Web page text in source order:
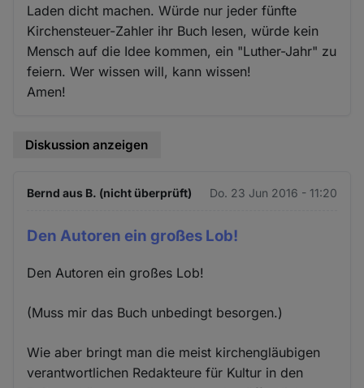
Laden dicht machen. Würde nur jeder fünfte
Kirchensteuer-Zahler ihr Buch lesen, würde kein
Mensch auf die Idee kommen, ein "Luther-Jahr" zu
feiern. Wer wissen will, kann wissen!
Amen!
Diskussion anzeigen
Bernd aus B. (nicht überprüft) Do. 23 Jun 2016 - 11:20
Den Autoren ein großes Lob!
Den Autoren ein großes Lob!
(Muss mir das Buch unbedingt besorgen.)
Wie aber bringt man die meist kirchengläubigen
verantwortlichen Redakteure für Kultur in den